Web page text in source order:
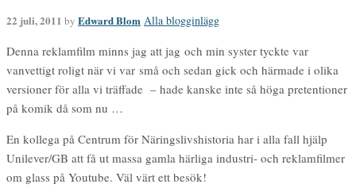
22 juli, 2011 by Edward Blom Alla blogginlägg
Denna reklamfilm minns jag att jag och min syster tyckte var
vanvettigt roligt när vi var små och sedan gick och härmade i olika
versioner för alla vi träffade – hade kanske inte så höga pretentioner
på komik då som nu …
En kollega på Centrum för Näringslivshistoria har i alla fall hjälp
Unilever/GB att få ut massa gamla härliga industri- och reklamfilmer
om glass på Youtube. Väl värt ett besök!